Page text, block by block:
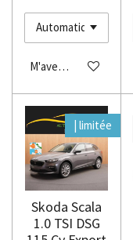
M'avertir si disponible
| limitée
Skoda Scala
1.0 TSI DSG